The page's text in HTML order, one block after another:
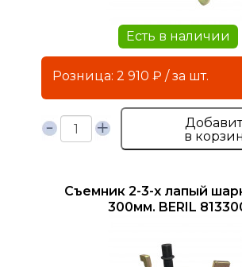
Есть в наличии
Розница: 2 910 ₽ / за шт.
в
Съемник 2-3-х лапый
300мм. BERIL